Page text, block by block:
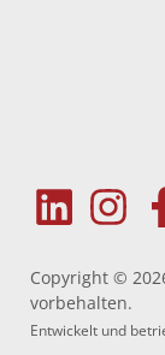
Copyright ©
vorbehalten.
Entwickelt und